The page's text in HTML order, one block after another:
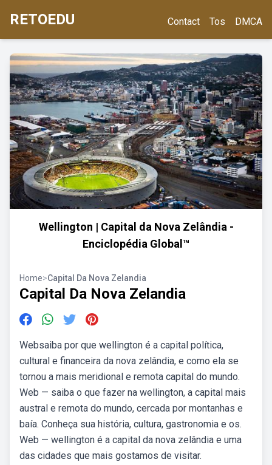
RETOEDU Contact Tos DMCA
Wellington | Capital da Nova Zelândia -
Enciclopédia Global™
Home>Capital Da Nova Zelandia
Capital Da Nova Zelandia
Websaiba por que wellington é a capital política,
cultural e financeira da nova zelândia, e como ela se
tornou a mais meridional e remota capital do mundo.
Web — saiba o que fazer na wellington, a capital mais
austral e remota do mundo, cercada por montanhas e
baía. Conheça sua história, cultura, gastronomia e os.
Web — wellington é a capital da nova zelândia e uma
das cidades que mais gostamos de visitar.